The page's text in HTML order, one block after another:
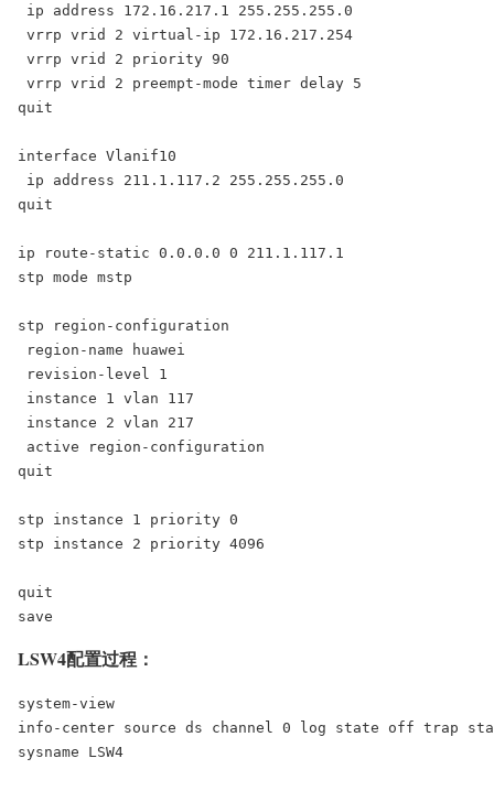
ip address 172.16.217.1 255.255.255.0
vrrp vrid 2 virtual-ip 172.16.217.254
vrrp vrid 2 priority 90
vrrp vrid 2 preempt-mode timer delay 5
quit
interface Vlanif10
ip address 211.1.117.2 255.255.255.0
quit
ip route-static 0.0.0.0 0 211.1.117.1
stp mode mstp
stp region-configuration
region-name huawei
revision-level 1
instance 1 vlan 117
instance 2 vlan 217
active region-configuration
quit
stp instance 1 priority 0
stp instance 2 priority 4096
quit
save
LSW4配置过程：
system-view
info-center source ds channel 0 log state off trap
sysname LSW4